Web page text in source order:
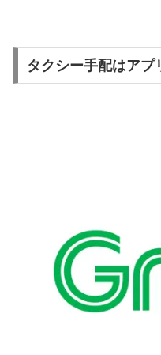
タクシー手配はアプ